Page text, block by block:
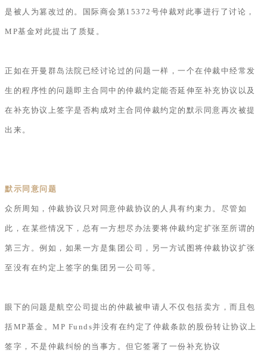
是被人为篡改过的。国际商会第15372号仲裁对此事进行了讨论，
MP基金对此提出了质疑。
正如在开曼群岛法院已经讨论过的问题一样，一个在仲裁中经常发
生的程序性的问题即主合同中的仲裁约定能否延伸至补充协议以及
在补充协议上签字是否构成对主合同仲裁约定的默示同意再次被提
出来。
默示同意问题
众所周知，仲裁协议只对同意仲裁协议的人具有约束力。尽管如
此，在某些情况下，总有一方想尽办法要将仲裁约定扩张至所谓的
第三方。例如，如果一方是集团公司，另一方试图将仲裁协议扩张
至没有在约定上签字的集团另一公司等。
眼下的问题是航空公司提出的仲裁被申请人不仅包括卖方，而且包
括MP基金。MP Funds并没有在约定了仲裁条款的股份转让协议上
签字，不是仲裁纠纷的当事方。但它签署了一份补充协议